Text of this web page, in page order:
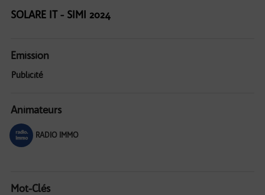
SOLARE IT - SIMI 2024
Emission
Publicité
Animateurs
RADIO IMMO
Mot-Clés